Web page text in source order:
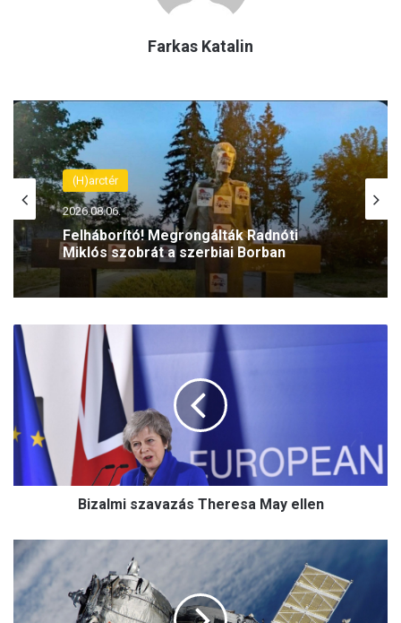
Farkas Katalin
(H)arctér
2026.08.06.
Felháborító! Megrongálták Radnóti
Miklós szobrát a szerbiai Borban
B
m
z
a
z
á
s
Bizalmi szavazás Theresa May ellen
B
i
t